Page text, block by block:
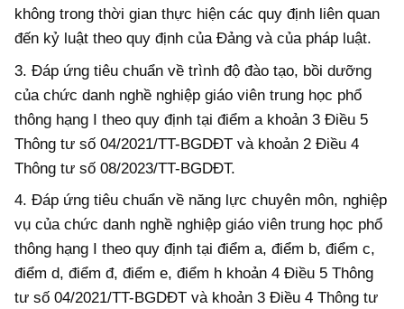
không trong thời gian thực hiện các quy định liên quan
đến kỷ luật theo quy định của Đảng và của pháp luật.
3. Đáp ứng tiêu chuẩn về trình độ đào tạo, bồi dưỡng
của chức danh nghề nghiệp giáo viên trung học phổ
thông hạng I theo quy định tại điểm a khoản 3 Điều 5
Thông tư số 04/2021/TT-BGDĐT và khoản 2 Điều 4
Thông tư số 08/2023/TT-BGDĐT.
4. Đáp ứng tiêu chuẩn về năng lực chuyên môn, nghiệp
vụ của chức danh nghề nghiệp giáo viên trung học phổ
thông hạng I theo quy định tại điểm a, điểm b, điểm c,
điểm d, điểm đ, điểm e, điểm h khoản 4 Điều 5 Thông
tư số 04/2021/TT-BGDĐT và khoản 3 Điều 4 Thông tư